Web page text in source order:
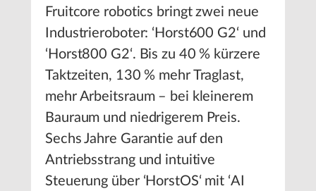
Fruitcore robotics bringt zwei neue
Industrieroboter: ‘Horst600 G2‘ und
‘Horst800 G2‘. Bis zu 40 % kürzere
Taktzeiten, 130 % mehr Traglast,
mehr Arbeitsraum – bei kleinerem
Bauraum und niedrigerem Preis.
Sechs Jahre Garantie auf den
Antriebsstrang und intuitive
Steuerung über ‘HorstOS‘ mit ‘AI